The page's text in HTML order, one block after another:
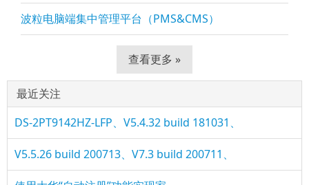
波粒电脑端集中管理平台（PMS&CMS）
查看更多 »
最近关注
DS-2PT9142HZ-LFP、V5.4.32 build 181031、
V5.5.26 build 200713、V7.3 build 200711、